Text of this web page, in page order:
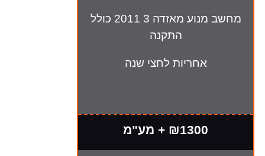
מחשב מנוע מאזדה 3 2011 כולל
התקנה
אחריות לחצי שנה
₪1300 + מע"מ